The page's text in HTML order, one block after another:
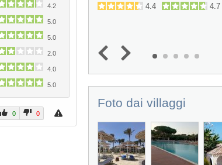
4.2
5.0
5.0
2.0
4.0
5.0
0 0
4.7 4.4 4.7
Foto dai villaggi